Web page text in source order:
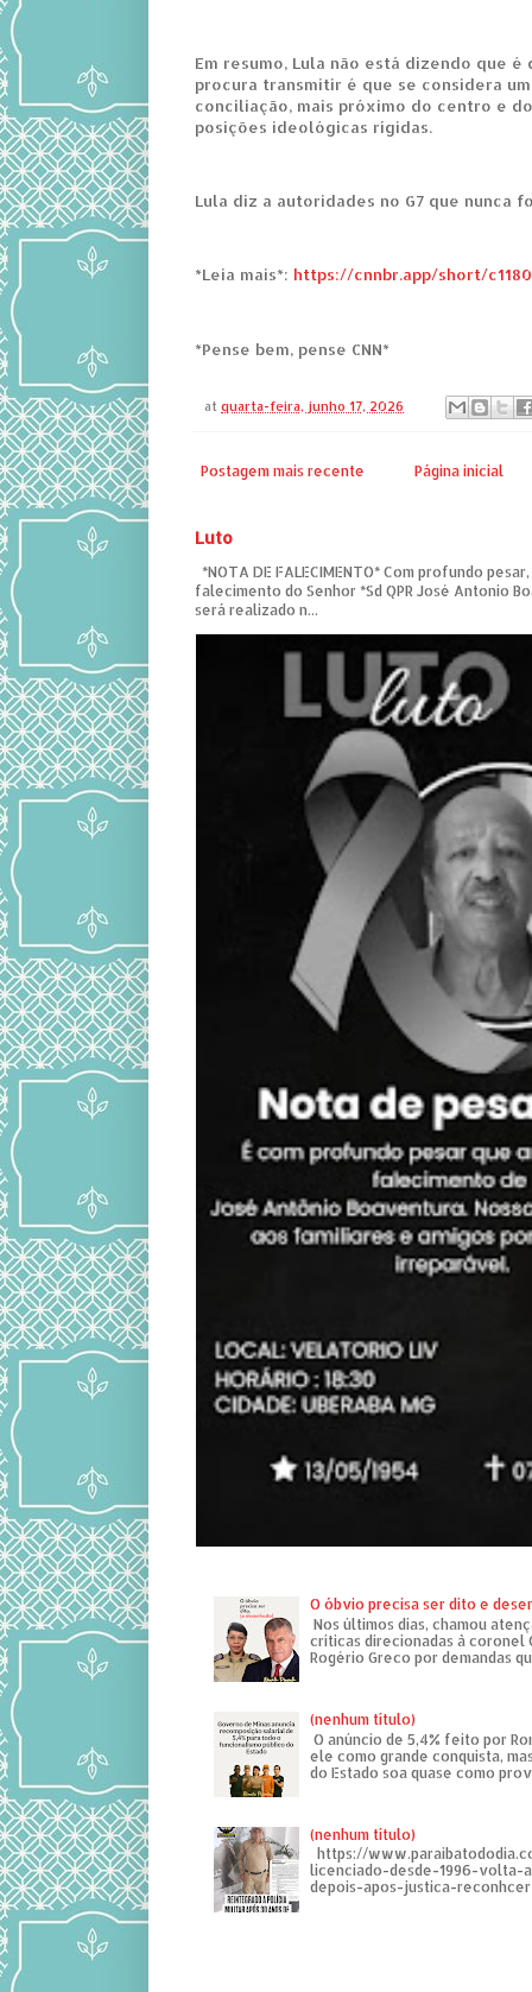
Em resumo, Lula não está dizendo que
procura transmitir é que se considera
conciliação, mais próximo do centro e
posições ideológicas rígidas.
Lula diz a autoridades no G7 que nunca
*Leia mais*: https://cnnbr.app/short/
*Pense bem, pense CNN*
atquarta-feira, junho 17, 2026
Postagem mais recente Página inicial
Luto
*NOTA DE FALECIMENTO* Com profundo
falecimento do Senhor *Sd QPR José Antonio
será realizado n...
O óbvio precisa ser dito e
Nos últimos dias, chamou
críticas direcionadas à coronel
Rogério Greco por demandas
(nenhum título)
O anúncio de 5,4% feito por
ele como grande conquista,
do Estado soa quase como
(nenhum título)
https://
licenciado-desde-1996-volta-
depois-apos-justica-